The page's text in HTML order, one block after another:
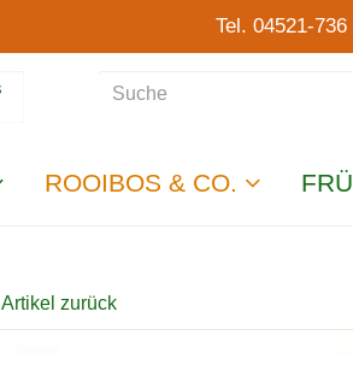
Tel. 04521-736
ROOIBOS & CO.
Artikel zurück